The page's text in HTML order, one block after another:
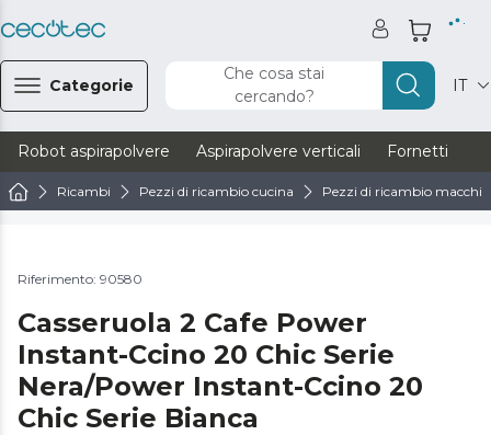
Categorie
Che cosa stai
cercando?
IT
Robot aspirapolvere Aspirapolvere verticali Fornetti
Ricambi Pezzi di ricambio cucina Pezzi di ricambio
Riferimento: 90580
Casseruola 2 Cafe Power
Instant-Ccino 20 Chic Serie
Nera/Power Instant-Ccino 20
Chic Serie Bianca